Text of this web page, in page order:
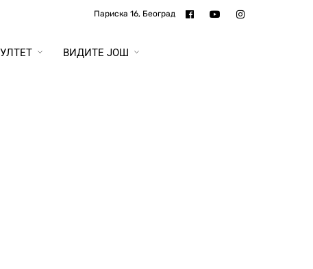
Париска 16, Београд
ВИДИТЕ ЈОШ